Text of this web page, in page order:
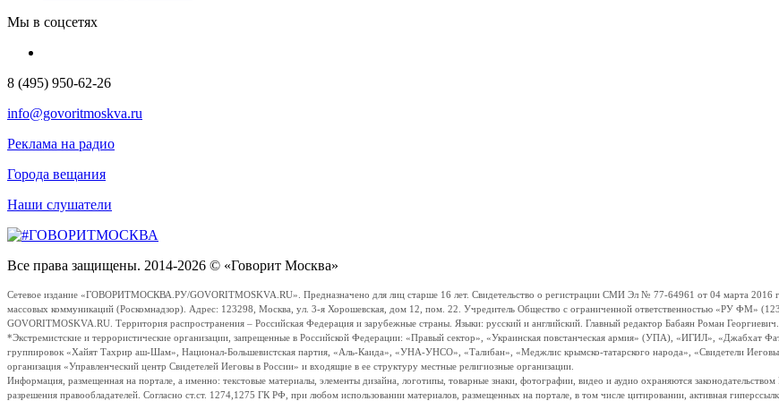
Мы в соцсетях
8 (495) 950-62-26
info@govoritmoskva.ru
Реклама на радио
Города вещания
Наши слушатели
Все права защищены. 2014-2026 © «Говорит Москва»
Сетевое издание «ГОВОРИТМОСКВА.РУ/GOVORITMOSKVA.RU». Предназначено для лиц старше 16 лет. Свидетельство о регистрации СМИ Эл № 77-64961 от 04 марта 2016
массовых коммуникаций (Роскомнадзор). Адрес: 123298, Москва, ул. 3-я Хорошевская, дом 12, пом. 22. Учредитель Общество с ограниченной ответственностью «РУ ФМ»
GOVORITMOSKVA.RU. Территория распространения – Российская Федерация и зарубежные страны. Языки: русский и английский. Главный редактор Бабаян Роман
*Экстремистские и террористические организации, запрещенные в Российской Федерации: «Правый сектор», «Украинская повстанческая армия» (УПА), «ИГИЛ»,
группировок «Хайят Тахрир аш-Шам», Национал-Большевистская партия, «Аль-Каида», «УНА-УНСО», «Талибан», «Меджлис крымско-татарского народа», «Свидетели
организация «Управленческий центр Свидетелей Иеговы в России» и входящие в ее структуру местные религиозные организации.
Информация, размещенная на портале, а именно: текстовые материалы, элементы дизайна, логотипы, товарные знаки, фотографии, видео и аудио охраняются
разрешения правообладателей. Согласно ст.ст. 1274,1275 ГК РФ, при любом использовании материалов, размещенных на портале, в том числе цитировании, активная